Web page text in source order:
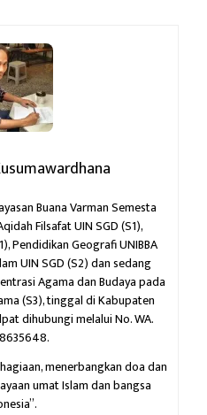
Buana Varman Semesta
Filsafat UIN SGD (S1),
Pendidikan Geografi UNIBBA
UIN SGD (S2) dan sedang
Agama dan Budaya pada
(S3), tinggal di Kabupaten
dihubungi melalui No. WA.
menerbangkan doa dan
umat Islam dan bangsa